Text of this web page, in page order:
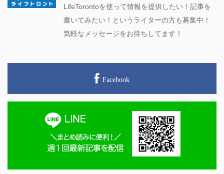
LifeTorontoを使って情報を提供したい！記事を
書いてみたい！というライターの方も募集中！
気軽なメッセージをお待ちしてます！
Facebook